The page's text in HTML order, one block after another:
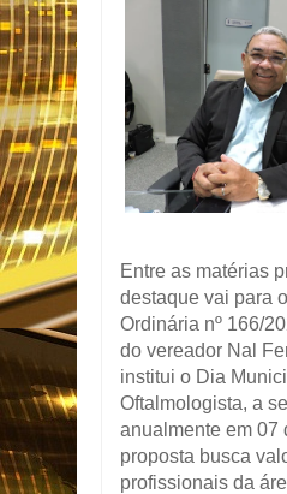
Entre as matérias
destaque vai para
Ordinária nº 166/
do vereador Nal
institui o Dia
Oftalmologista, a
anualmente em 07
proposta busca
profissionais da